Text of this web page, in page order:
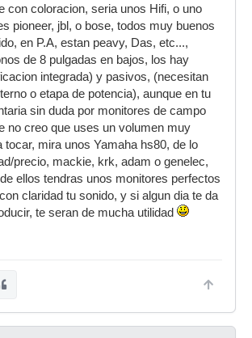
con coloracion, seria unos Hifi, o uno
pioneer, jbl, o bose, todos muy buenos
en P.A, estan peavy, Das, etc...,
de 8 pulgadas en bajos, los hay
integrada) y pasivos, (necesitan
o etapa de potencia), aunque en tu
sin duda por monitores de campo
no creo que uses un volumen muy
tocar, mira unos Yamaha hs80, de lo
precio, mackie, krk, adam o genelec,
ellos tendras unos monitores perfectos
claridad tu sonido, y si algun dia te da
te seran de mucha utilidad